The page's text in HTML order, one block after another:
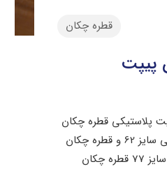
قطره چکان
پیپت
پلاستیکی قطره چکان
با پیپت پلاستیکی سایز 62 و قطره چکان
پیپت پلاستیکی سایز 77 قطره چکان